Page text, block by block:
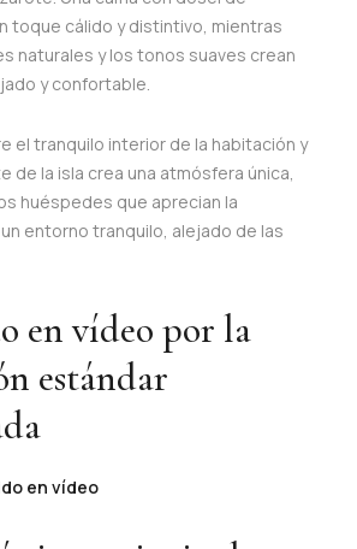
toque cálido y distintivo, mientras
naturales y los tonos suaves crean
y confortable.
el tranquilo interior de la habitación y
de la isla crea una atmósfera única,
huéspedes que aprecian la
entorno tranquilo, alejado de las
en vídeo por la
estándar
en vídeo